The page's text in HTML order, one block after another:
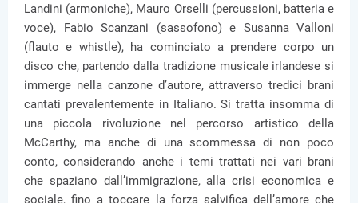
Landini (armoniche), Mauro Orselli (percussioni, batteria e
voce), Fabio Scanzani (sassofono) e Susanna Valloni
(flauto e whistle), ha cominciato a prendere corpo un
disco che, partendo dalla tradizione musicale irlandese si
immerge nella canzone d’autore, attraverso tredici brani
cantati prevalentemente in Italiano. Si tratta insomma di
una piccola rivoluzione nel percorso artistico della
McCarthy, ma anche di una scommessa di non poco
conto, considerando anche i temi trattati nei vari brani
che spaziano dall’immigrazione, alla crisi economica e
sociale, fino a toccare la forza salvifica dell’amore che